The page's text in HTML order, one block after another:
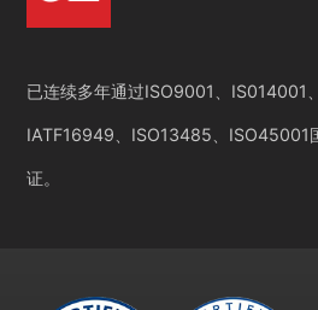
已连续多年通过ISO9001、IS014001
IATF16949、ISO13485、ISO45001
证。